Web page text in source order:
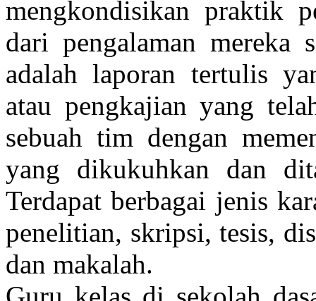
mengkondisikan praktik
dari pengalaman
adalah laporan tertulis
atau pengkajian yang
sebuah tim dengan
yang dikukuhkan dan
Terdapat berbagai jenis
penelitian, skripsi, tesis,
dan makalah.